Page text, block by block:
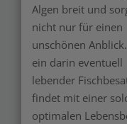
Algen breit und
nicht nur für einen
unschönen
ein darin eventuell
lebender
findet mit einer
optimalen